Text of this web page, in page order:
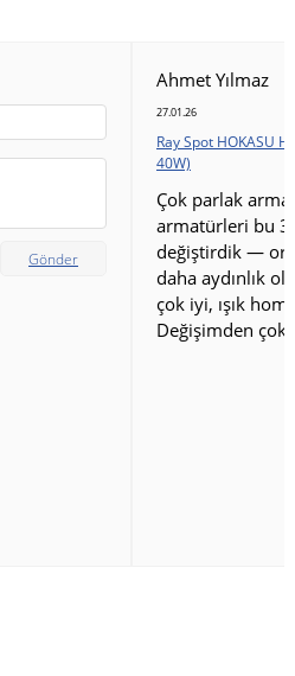
Gönder
Ahmet Yılmaz
27.01.26
Ray Spot HOKASU
40W)
Çok parlak
armatürleri bu
değiştirdik —
daha aydınlık
çok iyi, ışık
Değişimden çok